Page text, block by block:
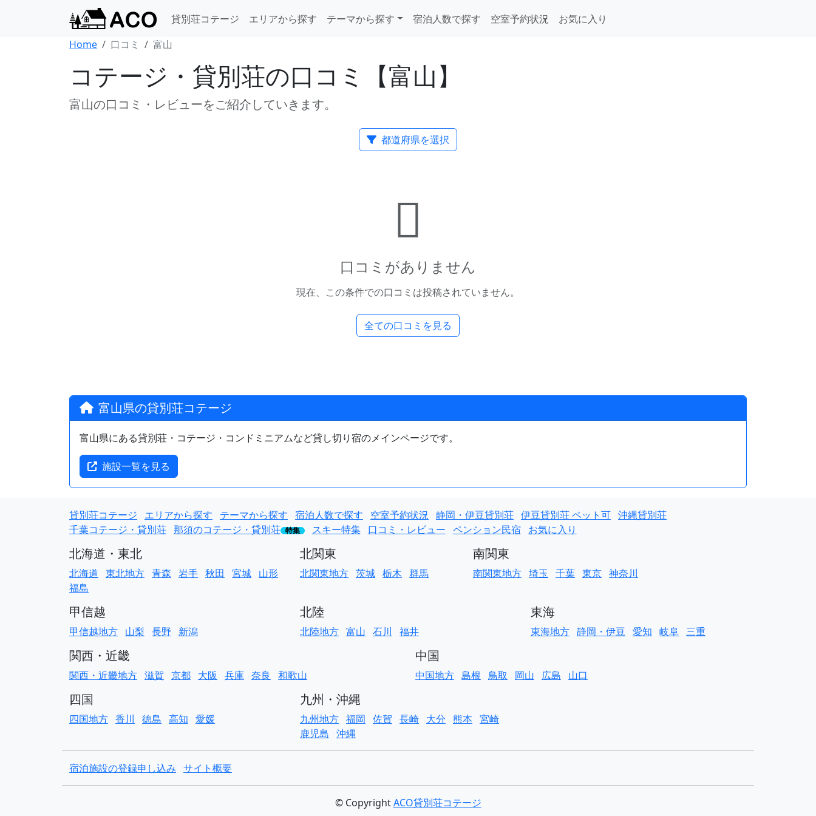
貸別荘コテージ エリアから探す テーマから探す 宿泊人数で探す 空室予約状況
お気に入り
Home
口コミ 富山
コテージ・貸別荘の口コミ【富山】
富山の口コミ・レビューをご紹介していきます。
都道府県を選択
口コミがありません
現在、この条件での口コミは投稿されていません。
全ての口コミを見る
富山県の貸別荘コテージ
富山県にある貸別荘・コテージ・コンドミニアムなど貸し切り宿のメインページです。
施設一覧を見る
貸別荘コテージ エリアから探す テーマから探す 宿泊人数で探す 空室予約状況 静岡・伊豆貸別荘 伊豆貸別荘 ペット可 沖縄貸別荘
千葉コテージ・貸別荘 那須のコテージ・貸別荘 特集 スキー特集 口コミ・レビュー ペンション民宿 お気に入り
北海道・東北
北海道 東北地方 青森 岩手 秋田 宮城 山形
福島
北関東
北関東地方 茨城 栃木 群馬
南関東
南関東地方 埼玉 千葉 東京 神奈川
甲信越
甲信越地方 山梨 長野 新潟
北陸
北陸地方 富山 石川 福井
東海
東海地方 静岡・伊豆 愛知 岐阜 三重
関西・近畿
関西・近畿地方 滋賀 京都 大阪 兵庫 奈良 和歌山
中国
中国地方 島根 鳥取 岡山 広島 山口
四国
四国地方 香川 徳島 高知 愛媛
九州・沖縄
九州地方 福岡 佐賀 長崎 大分 熊本 宮崎
鹿児島 沖縄
宿泊施設の登録申し込み サイト概要
© CopyrightACO貸別荘コテージ